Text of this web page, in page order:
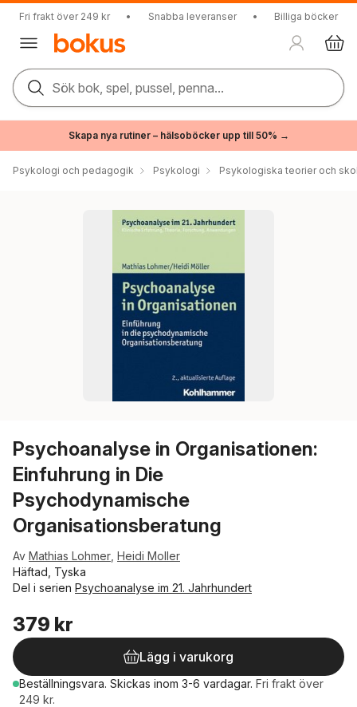
Fri frakt över 249 kr • Snabba leveranser • Billiga böcker
Sök bok, spel, pussel, penna...
Skapa nya rutiner – hälsoböcker upp till 50% →
Psykologi och pedagogik Psykologi Psykologiska teorier och
Psychoanalyse in Organisationen:
Einfuhrung in Die
Psychodynamische
Organisationsberatung
Av Mathias Lohmer Heidi Moller
Häftad, Tyska
Del i serien Psychoanalyse im 21. Jahrhundert
379 kr
Lägg i varukorg
Beställningsvara. Skickas inom 3-6 vardagar. Fri frakt över
249 kr.